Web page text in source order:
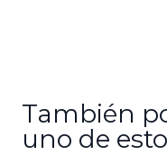
También
uno de